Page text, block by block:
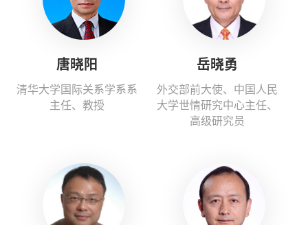
唐晓阳
清华大学国际关系学系系
主任、教授
岳晓勇
外交部前大使、中国人民
大学世情研究中心主任、
高级研究员